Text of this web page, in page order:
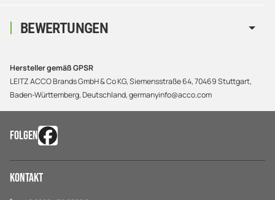
BEWERTUNGEN
Hersteller gemäß GPSR
LEITZ ACCO Brands GmbH & Co KG, Siemensstraße 64, 70469 Stuttgart,
Baden-Württemberg, Deutschland, germanyinfo@acco.com
FOLGEN
Kontakt